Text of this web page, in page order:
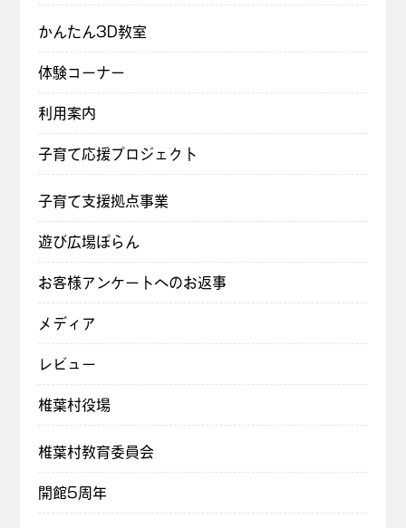
かんたん3D教室
体験コーナー
利用案内
子育て応援プロジェクト
子育て支援拠点事業
遊び広場ぽらん
お客様アンケートへのお返事
メディア
レビュー
椎葉村役場
椎葉村教育委員会
開館5周年